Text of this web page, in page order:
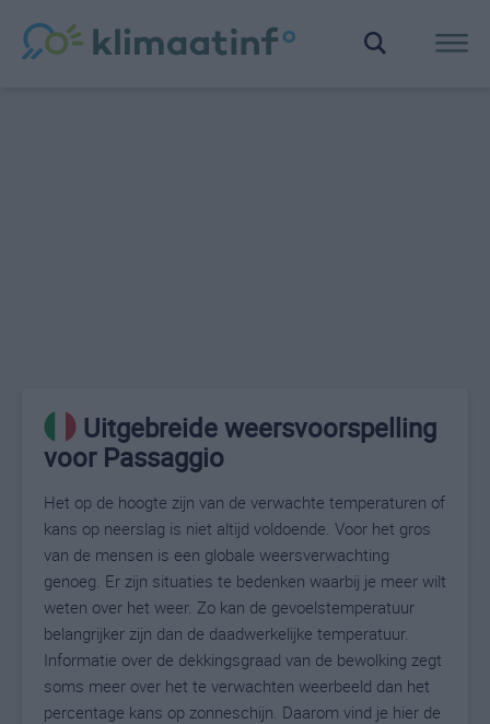
Uitgebreide weersvoorspelling
voor Passaggio
Het op de hoogte zijn van de verwachte temperaturen of
kans op neerslag is niet altijd voldoende. Voor het gros
van de mensen is een globale weersverwachting
genoeg. Er zijn situaties te bedenken waarbij je meer wilt
weten over het weer. Zo kan de gevoelstemperatuur
belangrijker zijn dan de daadwerkelijke temperatuur.
Informatie over de dekkingsgraad van de bewolking zegt
soms meer over het te verwachten weerbeeld dan het
percentage kans op zonneschijn. Daarom vind je hier de